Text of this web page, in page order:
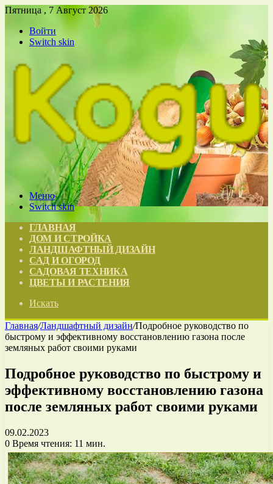
Пятница , 7 Август 2026
Войти
Switch skin
Меню
Switch skin
ГЛАВНАЯ
ДОМ И СТРОЙКА
ЛАНДШАФТНЫЙ ДИЗАЙН
САД И ОГОРОД
САДОВАЯ ТЕХНИКА
ЦВЕТЫ И РАСТЕНИЯ
Искать
Главная/Ландшафтный дизайн/Подробное руководство по
быстрому и эффективному восстановлению газона после
земляных работ своими руками
Подробное руководство по быстрому и
эффективному восстановлению газона
после земляных работ своими руками
09.02.2023
0 Время чтения: 11 мин.